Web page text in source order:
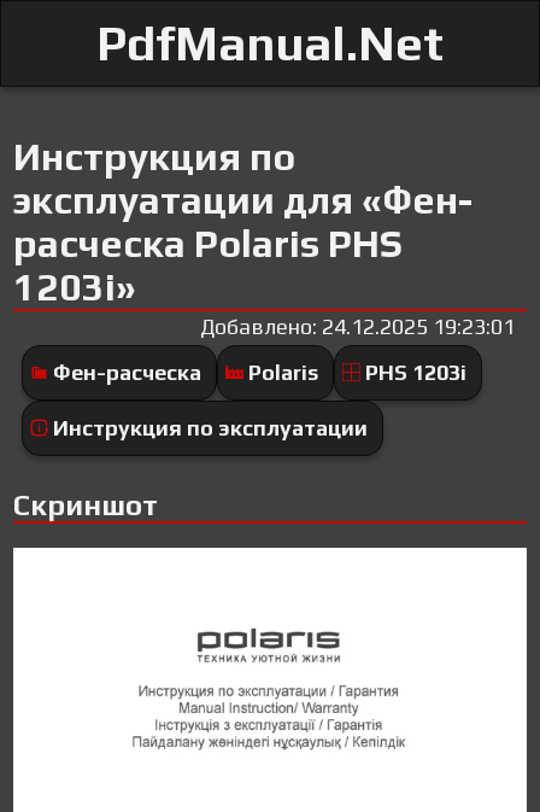
PdfManual.Net
Инструкция по
эксплуатации для «Фен-
расческа Polaris PHS
1203i»
Добавлено: 24.12.2025 19:23:01
Фен-расческа
Polaris PHS 1203i
Инструкция по эксплуатации
Скриншот